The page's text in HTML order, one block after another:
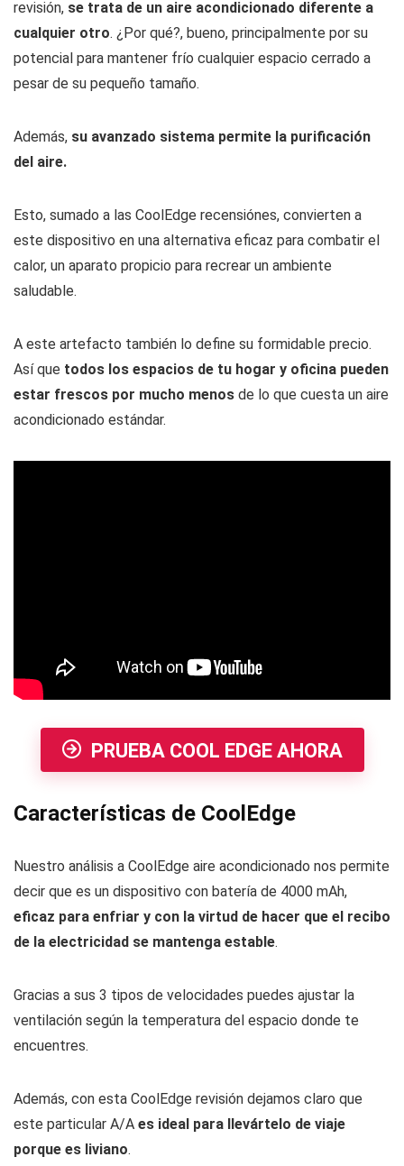
revisión, se trata de un aire acondicionado diferente a
cualquier otro. ¿Por qué?, bueno, principalmente por su
potencial para mantener frío cualquier espacio cerrado a
pesar de su pequeño tamaño.
Además, su avanzado sistema permite la purificación
del aire.
Esto, sumado a las CoolEdge recensiónes, convierten a
este dispositivo en una alternativa eficaz para combatir el
calor, un aparato propicio para recrear un ambiente
saludable.
A este artefacto también lo define su formidable precio.
Así que todos los espacios de tu hogar y oficina pueden
estar frescos por mucho menos de lo que cuesta un aire
acondicionado estándar.
PRUEBA COOL EDGE AHORA
Características de CoolEdge
Nuestro análisis a CoolEdge aire acondicionado nos permite
decir que es un dispositivo con batería de 4000 mAh,
eficaz para enfriar y con la virtud de hacer que el recibo
de la electricidad se mantenga estable.
Gracias a sus 3 tipos de velocidades puedes ajustar la
ventilación según la temperatura del espacio donde te
encuentres.
Además, con esta CoolEdge revisión dejamos claro que
este particular A/A es ideal para llevártelo de viaje
porque es liviano.